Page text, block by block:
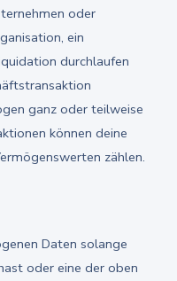
oder
ein
durchlaufen
ganz oder teilweise
können deine
zählen.
Daten solange
oder eine der oben